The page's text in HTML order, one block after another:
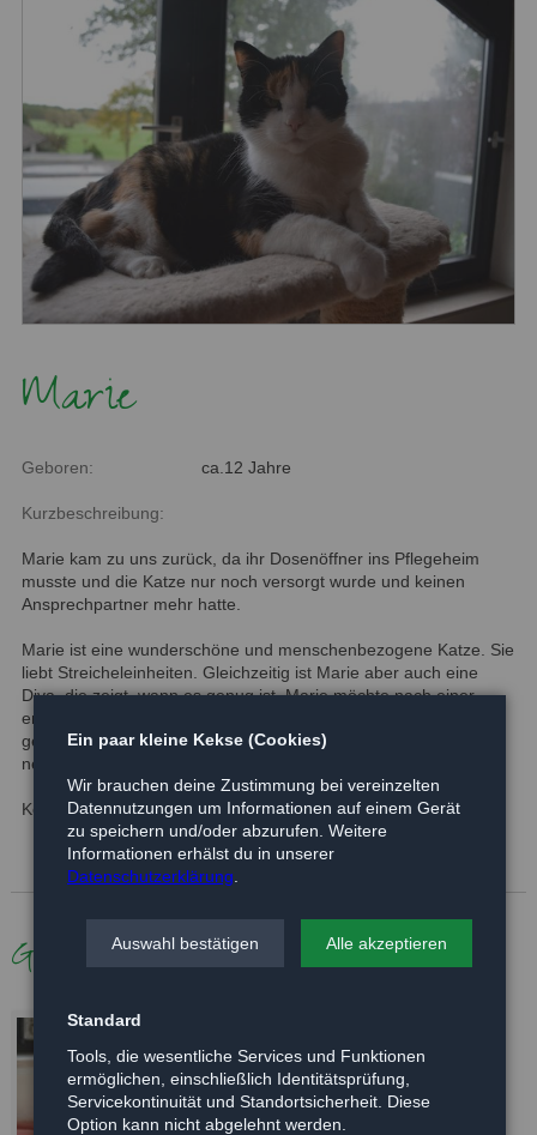
Marie
Geboren: ca.12 Jahre
Kurzbeschreibung:
Marie kam zu uns zurück, da ihr Dosenöffner ins Pflegeheim
musste und die Katze nur noch versorgt wurde und keinen
Ansprechpartner mehr hatte.
Marie ist eine wunderschöne und menschenbezogene Katze. Sie
liebt Streicheleinheiten. Gleichzeitig ist Marie aber auch eine
Diva, die zeigt, wann es genug ist. Marie möchte nach einer
entsprechenden Eingewöhnungsphase gerne wieder Freigang
geniessen. Auch muss diese wunderschöne Katzendame im
neuen Zuhause unbedingt Gewicht verlieren.
Kontkat 01590 1176436
Galerie
Ein paar kleine Kekse (Cookies)
Wir brauchen deine Zustimmung bei vereinzelten
Datennutzungen um Informationen auf einem Gerät
zu speichern und/oder abzurufen. Weitere
Informationen erhälst du in unserer
Datenschutzerklärung
Auswahl bestätigen Alle akzeptieren
Standard
Tools, die wesentliche Services und Funktionen
ermöglichen, einschließlich Identitätsprüfung,
Servicekontinuität und Standortsicherheit. Diese
Option kann nicht abgelehnt werden.